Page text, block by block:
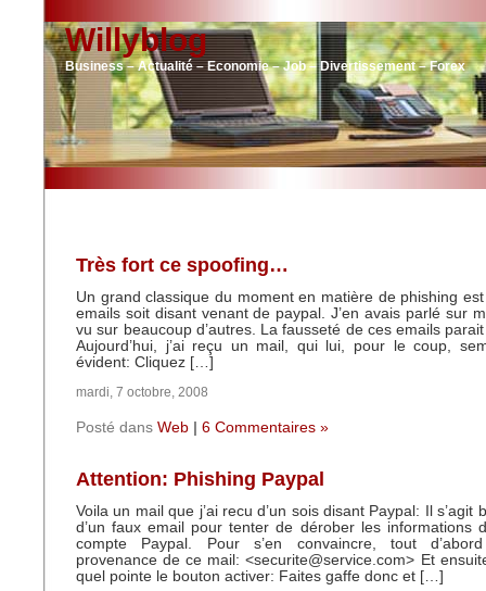
Willyblog
Business – Actualité – Economie – Job – Divertissement – Forex
Très fort ce spoofing…
Un grand classique du moment en matière de phishing
emails soit disant venant de paypal. J’en avais parlé sur
vu sur beaucoup d’autres. La fausseté de ces emails
Aujourd’hui, j’ai reçu un mail, qui lui, pour le coup,
évident: Cliquez […]
mardi, 7 octobre, 2008
Posté dans Web 6 Commentaires »
Attention: Phishing Paypal
Voila un mail que j’ai recu d’un sois disant Paypal: Il s’agit
d’un faux email pour tenter de dérober les informations
compte Paypal. Pour s’en convaincre, tout
provenance de ce mail: <securite@service.com> Et
quel pointe le bouton activer: Faites gaffe donc et […]